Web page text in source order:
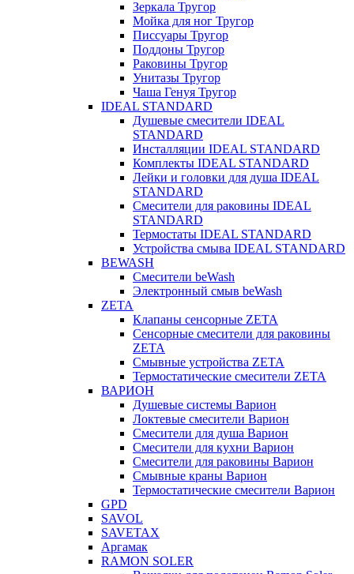
Зеркала Тругор
Мойка для ног Тругор
Писсуары Тругор
Поддоны Тругор
Раковины Тругор
Унитазы Тругор
Чаша Генуя Тругор
IDEAL STANDARD
Душевые смесители IDEAL
STANDARD
Инсталляции IDEAL STANDARD
Комплекты IDEAL STANDARD
Лейки и головки для душа IDEAL
STANDARD
Смесители для раковины IDEAL
STANDARD
Термостаты IDEAL STANDARD
Устройства смыва IDEAL STANDARD
BEWASH
Смесители beWash
Электронный смыв beWash
ZETA
Клапаны сенсорные ZETA
Сенсорные смесители для раковины
ZETA
Смывные устройства ZETA
Термостатические смесители ZETA
ВАРИОН
Душевые системы Варион
Локтевые смесители Варион
Смесители для душа Варион
Смесители для кухни Варион
Смесители для раковины Варион
Смывные краны Варион
Термостатические смесители Варион
GPD
SAVOL
SAVETAX
Аргамак
RAMON SOLER